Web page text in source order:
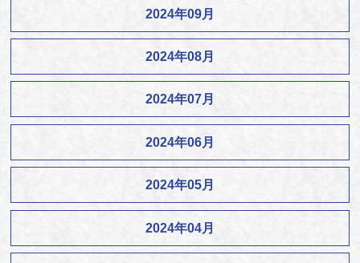
2024年09月
2024年08月
2024年07月
2024年06月
2024年05月
2024年04月